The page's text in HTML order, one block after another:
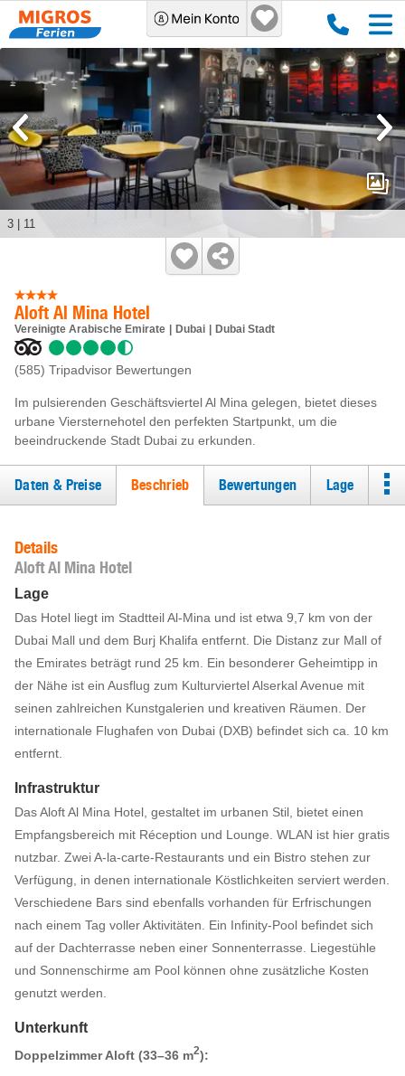
Aloft Al Mina Hotel
Vereinigte Arabische Emirate Dubai Dubai Stadt
(585) Tripadvisor Bewertungen
Im pulsierenden Geschäftsviertel Al Mina gelegen, bietet dieses
urbane Viersternehotel den perfekten Startpunkt, um die
beeindruckende Stadt Dubai zu erkunden.
3 11
Daten & Preise Beschrieb Bewertungen Lage
Details
Aloft Al Mina Hotel
Lage
Das Hotel liegt im Stadtteil Al-Mina und ist etwa 9,7 km von der
Dubai Mall und dem Burj Khalifa entfernt. Die Distanz zur Mall of
the Emirates beträgt rund 25 km. Ein besonderer Geheimtipp in
der Nähe ist ein Ausflug zum Kulturviertel Alserkal Avenue mit
seinen zahlreichen Kunstgalerien und kreativen Räumen. Der
internationale Flughafen von Dubai (DXB) befindet sich ca. 10 km
entfernt.
Infrastruktur
Das Aloft Al Mina Hotel, gestaltet im urbanen Stil, bietet einen
Empfangsbereich mit Réception und Lounge. WLAN ist hier gratis
nutzbar. Zwei A-la-carte-Restaurants und ein Bistro stehen zur
Verfügung, in denen internationale Köstlichkeiten serviert werden.
Verschiedene Bars sind ebenfalls vorhanden für Erfrischungen
nach einem Tag voller Aktivitäten. Ein Infinity-Pool befindet sich
auf der Dachterrasse neben einer Sonnenterrasse. Liegestühle
und Sonnenschirme am Pool können ohne zusätzliche Kosten
genutzt werden.
Unterkunft
Doppelzimmer Aloft (33–36 m2):